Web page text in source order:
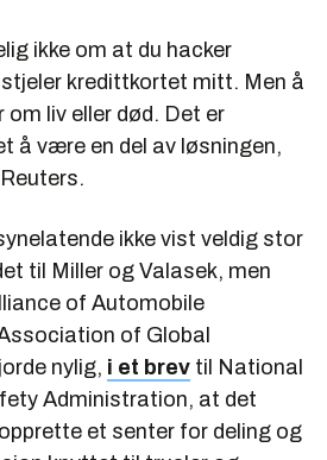
ikke om at du hacker
kredittkortet mitt. Men å
om liv eller død. Det er
å være en del av løsningen,
ikke vist veldig stor
til Miller og Valasek, men
of Automobile
of Global
nylig, i et brev til National
Administration, at det
et senter for deling og